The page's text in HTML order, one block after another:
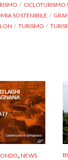
CICLOTURISMO
SOSTENIBILE
TURISMO
, NEWS